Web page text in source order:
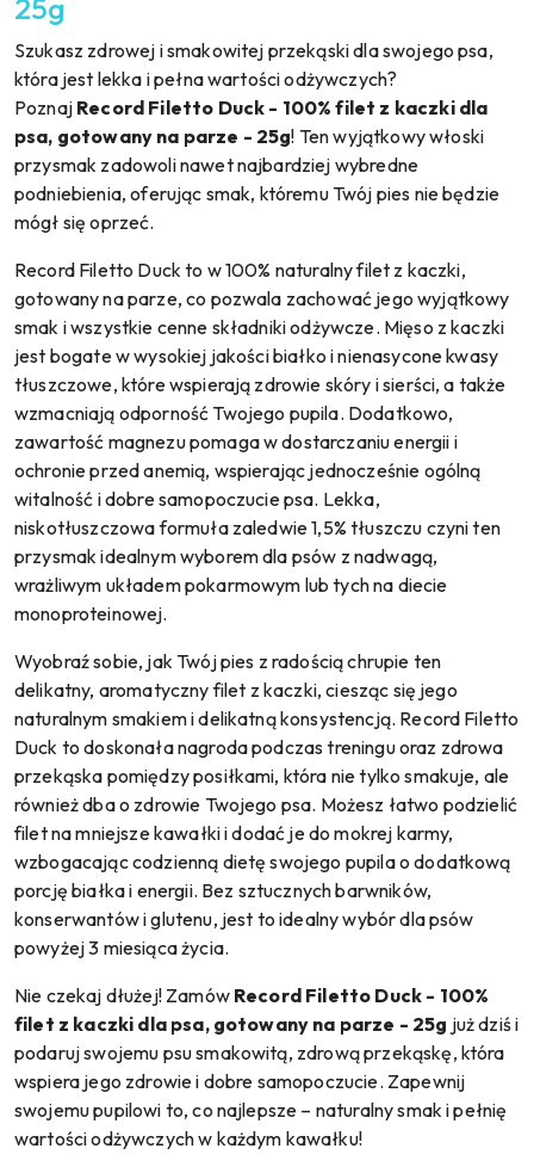
25g
Szukasz zdrowej i smakowitej przekąski dla swojego psa,
która jest lekka i pełna wartości odżywczych?
Poznaj Record Filetto Duck - 100% filet z kaczki dla
psa, gotowany na parze - 25g! Ten wyjątkowy włoski
przysmak zadowoli nawet najbardziej wybredne
podniebienia, oferując smak, któremu Twój pies nie będzie
mógł się oprzeć.
Record Filetto Duck to w 100% naturalny filet z kaczki,
gotowany na parze, co pozwala zachować jego wyjątkowy
smak i wszystkie cenne składniki odżywcze. Mięso z kaczki
jest bogate w wysokiej jakości białko i nienasycone kwasy
tłuszczowe, które wspierają zdrowie skóry i sierści, a także
wzmacniają odporność Twojego pupila. Dodatkowo,
zawartość magnezu pomaga w dostarczaniu energii i
ochronie przed anemią, wspierając jednocześnie ogólną
witalność i dobre samopoczucie psa. Lekka,
niskotłuszczowa formuła zaledwie 1,5% tłuszczu czyni ten
przysmak idealnym wyborem dla psów z nadwagą,
wrażliwym układem pokarmowym lub tych na diecie
monoproteinowej.
Wyobraź sobie, jak Twój pies z radością chrupie ten
delikatny, aromatyczny filet z kaczki, ciesząc się jego
naturalnym smakiem i delikatną konsystencją. Record Filetto
Duck to doskonała nagroda podczas treningu oraz zdrowa
przekąska pomiędzy posiłkami, która nie tylko smakuje, ale
również dba o zdrowie Twojego psa. Możesz łatwo podzielić
filet na mniejsze kawałki i dodać je do mokrej karmy,
wzbogacając codzienną dietę swojego pupila o dodatkową
porcję białka i energii. Bez sztucznych barwników,
konserwantów i glutenu, jest to idealny wybór dla psów
powyżej 3 miesiąca życia.
Nie czekaj dłużej! Zamów Record Filetto Duck - 100%
filet z kaczki dla psa, gotowany na parze - 25g już dziś i
podaruj swojemu psu smakowitą, zdrową przekąskę, która
wspiera jego zdrowie i dobre samopoczucie. Zapewnij
swojemu pupilowi to, co najlepsze – naturalny smak i pełnię
wartości odżywczych w każdym kawałku!